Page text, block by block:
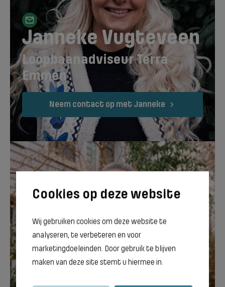
Wij gebruiken cookies om deze website te
analyseren, te verbeteren en voor
marketingdoeleinden. Door gebruik te blijven
maken van deze site stemt u hiermee in.
Janneke Vugteveen
Loopbaanadviseur Terra
Emmen
Neem contact op met Janneke
Saskia de koning
Loopbaanadviseur Terra